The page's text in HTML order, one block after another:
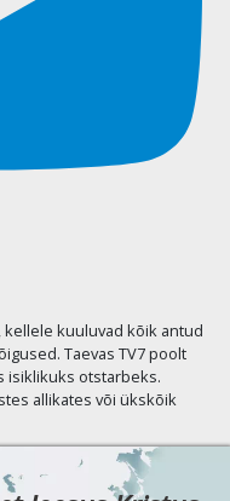
kellele kuuluvad kõik antud
Taevas TV7 poolt
isiklikuks otstarbeks.
allikates või ükskõik